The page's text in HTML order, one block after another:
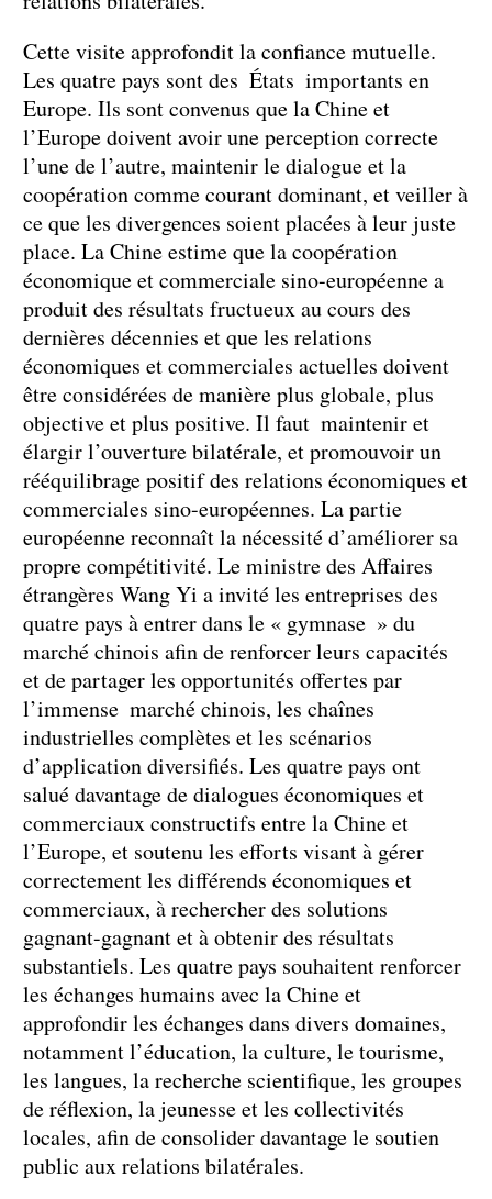
Cette visite approfondit la confiance mutuelle.
Les quatre pays sont des États importants en
Europe. Ils sont convenus que la Chine et
l’Europe doivent avoir une perception correcte
l’une de l’autre, maintenir le dialogue et la
coopération comme courant dominant, et veiller à
ce que les divergences soient placées à leur juste
place. La Chine estime que la coopération
économique et commerciale sino-européenne a
produit des résultats fructueux au cours des
dernières décennies et que les relations
économiques et commerciales actuelles doivent
être considérées de manière plus globale, plus
objective et plus positive. Il faut maintenir et
élargir l’ouverture bilatérale, et promouvoir un
rééquilibrage positif des relations économiques et
commerciales sino-européennes. La partie
européenne reconnaît la nécessité d’améliorer sa
propre compétitivité. Le ministre des Affaires
étrangères Wang Yi a invité les entreprises des
quatre pays à entrer dans le « gymnase » du
marché chinois afin de renforcer leurs capacités
et de partager les opportunités offertes par
l’immense marché chinois, les chaînes
industrielles complètes et les scénarios
d’application diversifiés. Les quatre pays ont
salué davantage de dialogues économiques et
commerciaux constructifs entre la Chine et
l’Europe, et soutenu les efforts visant à gérer
correctement les différends économiques et
commerciaux, à rechercher des solutions
gagnant-gagnant et à obtenir des résultats
substantiels. Les quatre pays souhaitent renforcer
les échanges humains avec la Chine et
approfondir les échanges dans divers domaines,
notamment l’éducation, la culture, le tourisme,
les langues, la recherche scientifique, les groupes
de réflexion, la jeunesse et les collectivités
locales, afin de consolider davantage le soutien
public aux relations bilatérales.